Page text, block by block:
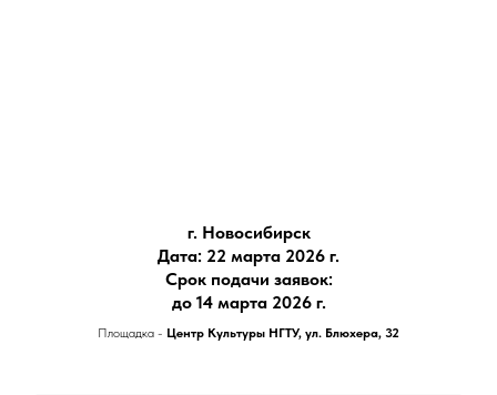
г. Новосибирск
Дата: 22 марта 2026 г.
​Срок подачи заявок:
до 14 марта 2026 г.
Площадка - Центр Культуры НГТУ, ул. Блюхера, 32